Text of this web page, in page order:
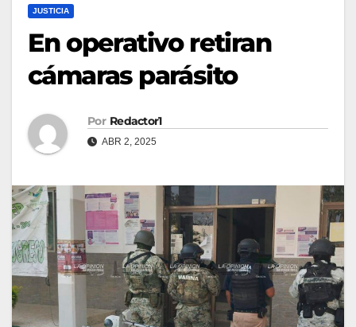
JUSTICIA
En operativo retiran
cámaras parásito
Por Redactor1
ABR 2, 2025